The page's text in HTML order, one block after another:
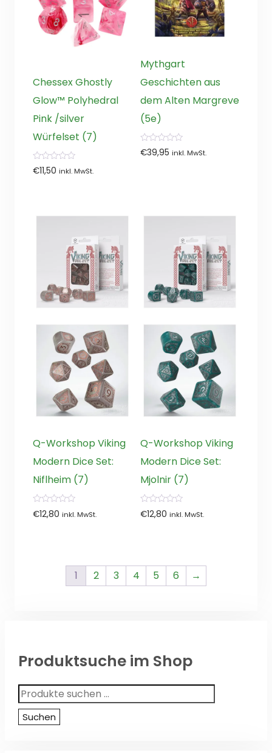
Chessex Ghostly
Glow™ Polyhedral
Pink /silver
Würfelset (7)
0
von
€11,50 inkl. MwSt.
Mythgart
Geschichten aus
dem Alten Margreve
(5e)
0
von
€39,95 inkl. MwSt.
Q-Workshop Viking
Modern Dice Set:
Niflheim (7)
0
von
€12,80 inkl. MwSt.
Q-Workshop Viking
Modern Dice Set:
Mjolnir (7)
0
von
€12,80 inkl. MwSt.
1 2 3 4 5 6 →
Produktsuche im Shop
Suchen
nach:
Suchen